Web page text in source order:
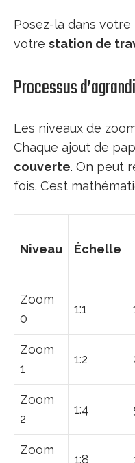
Posez-la dans
votre station de
Processus
Les niveaux de
Chaque ajout de
couverte. On peut
fois. C’est
Niveau Échelle
Zoom
0
1:1
Zoom
1
1:2
Zoom
2
1:4
Zoom
1:8